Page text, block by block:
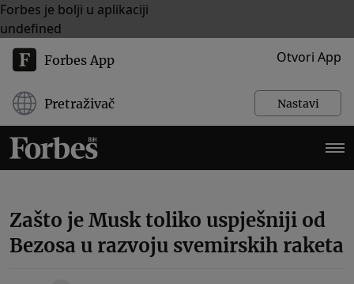
Forbes je bolji u aplikaciji
undefined
Forbes App Otvori App
Pretraživač Nastavi
Zašto je Musk toliko uspješniji od
Bezosa u razvoju svemirskih raketa